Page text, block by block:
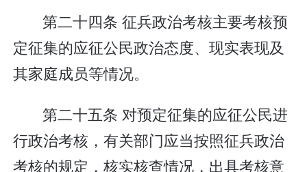
第二十四条 征兵政治考核主要考核预
定征集的应征公民政治态度、现实表现及
其家庭成员等情况。
第二十五条 对预定征集的应征公民进
行政治考核，有关部门应当按照征兵政治
考核的规定，核实核查情况，出具考核意